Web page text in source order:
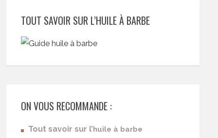
TOUT SAVOIR SUR L’HUILE À BARBE
ON VOUS RECOMMANDE :
Tout savoir sur l’huile à barbe